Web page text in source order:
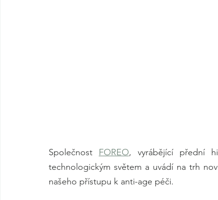
Společnost FOREO, vyrábějící přední
technologickým světem a uvádí na trh
našeho přístupu k anti-age péči.